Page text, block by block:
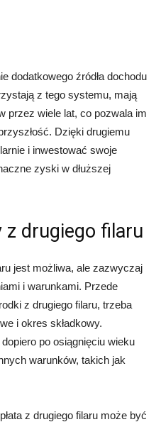
dodatkowego źródła dochodu
z tego systemu, mają
przez wiele lat, co pozwala im
Dzięki drugiemu
i inwestować swoje
zyski w dłuższej
z drugiego filaru
jest możliwa, ale zazwyczaj
i warunkami. Przede
z drugiego filaru, trzeba
i okres składkowy.
po osiągnięciu wieku
warunków, takich jak
z drugiego filaru może być